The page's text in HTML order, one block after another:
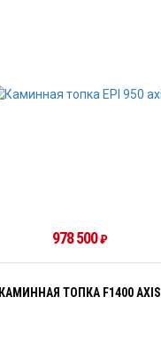
978 500₽
КАМИННАЯ ТОПКА F1400 AXIS